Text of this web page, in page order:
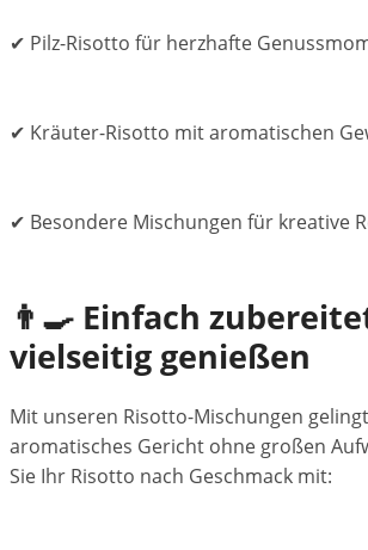
✔ Pilz-Risotto für herzhafte
✔ Kräuter-Risotto mit aromatischen
✔ Besondere Mischungen für kreative
👨‍🍳 Einfach
vielseitig genießen
Mit unseren Risotto-Mischungen
aromatisches Gericht ohne großen
Sie Ihr Risotto nach Geschmack mit: